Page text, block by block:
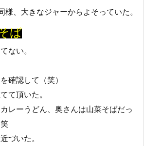
様、大きなジャーからよそっていた。
ば
ない。
確認して（笑）
て頂いた。
レーうどん、奥さんは山菜そばだっ
づいた。